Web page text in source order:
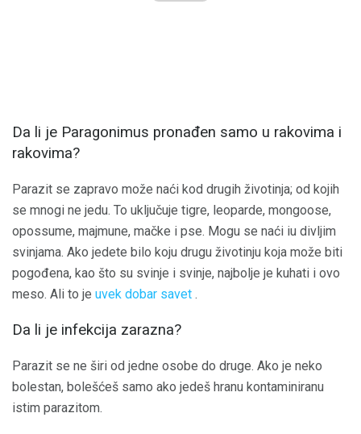
Da li je Paragonimus pronađen samo u rakovima i
rakovima?
Parazit se zapravo može naći kod drugih životinja; od kojih
se mnogi ne jedu. To uključuje tigre, leoparde, mongoose,
opossume, majmune, mačke i pse. Mogu se naći iu divljim
svinjama. Ako jedete bilo koju drugu životinju koja može biti
pogođena, kao što su svinje i svinje, najbolje je kuhati i ovo
meso. Ali to je uvek dobar savet .
Da li je infekcija zarazna?
Parazit se ne širi od jedne osobe do druge. Ako je neko
bolestan, bolešćeš samo ako jedeš hranu kontaminiranu
istim parazitom.